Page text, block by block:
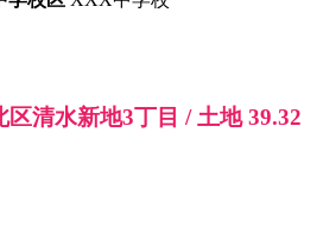
清水新地3丁目 / 土地 39.32